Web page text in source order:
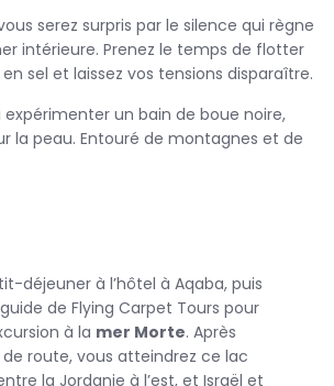
serez surpris par le silence qui règne
intérieure. Prenez le temps de flotter
sel et laissez vos tensions disparaître.
expérimenter un bain de boue noire,
la peau. Entouré de montagnes et de
lieu invite en plus à la méditation.
excursion idéale pour se ressourcer lors
déjeuner à l’hôtel à Aqaba, puis
de Flying Carpet Tours pour
à la mer Morte. Après
route, vous atteindrez ce lac
la Jordanie à l’est, et Israël et